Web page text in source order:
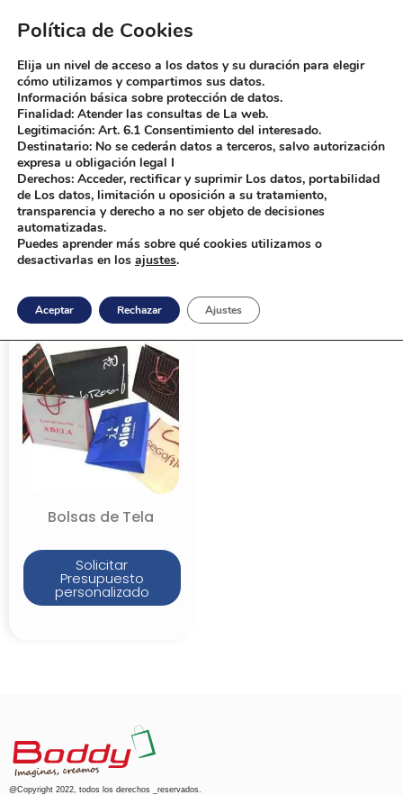
Bolsas Boddy
Fabrica de bolsas personalizadas
Home Productos zapaterias
zapaterias
Bolsas de Tela
Solicitar
Presupuesto
personalizado
@Copyright 2022, todos los derechos _reservados.
Política de Cookies
Elija un nivel de acceso a los datos y su duración para elegir
cómo utilizamos y compartimos sus datos.
Información básica sobre protección de datos.
Finalidad: Atender las consultas de La web.
Legitimación: Art. 6.1 Consentimiento del interesado.
Destinatario: No se cederán datos a terceros, salvo autorización
expresa u obligación legal I
Derechos: Acceder, rectificar y suprimir Los datos, portabilidad
de Los datos, limitación u oposición a su tratamiento,
transparencia y derecho a no ser objeto de decisiones
automatizadas.
Puedes aprender más sobre qué cookies utilizamos o
desactivarlas en los ajustes.
Aceptar Rechazar Ajustes